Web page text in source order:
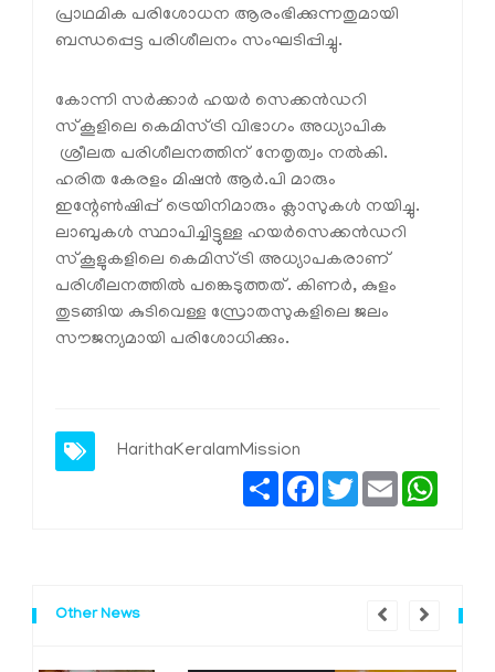
പ്രാഥമിക പരിശോധന ആരംഭിക്കുന്നതുമായി
ബന്ധപ്പെട്ട പരിശീലനം സംഘടിപ്പിച്ചു.
കോന്നി സര്‍ക്കാര്‍ ഹയര്‍ സെക്കന്‍ഡറി
സ്‌കൂളിലെ കെമിസ്ട്രി വിഭാഗം അധ്യാപിക
ശ്രീലത പരിശീലനത്തിന് നേതൃത്വം നല്‍കി.
ഹരിത കേരളം മിഷന്‍ ആര്‍.പി മാരും
ഇന്റേണ്‍ഷിപ്പ് ട്രെയിനിമാരും ക്ലാസുകള്‍ നയിച്ചു.
ലാബുകള്‍ സ്ഥാപിച്ചിട്ടുള്ള ഹയര്‍സെക്കന്‍ഡറി
സ്‌കൂളുകളിലെ കെമിസ്ട്രി അധ്യാപകരാണ്
പരിശീലനത്തില്‍ പങ്കെടുത്തത്. കിണര്‍, കുളം
തുടങ്ങിയ കുടിവെള്ള സ്രോതസുകളിലെ ജലം
സൗജന്യമായി പരിശോധിക്കും.
HarithaKeralamMission
ShareFacebook
TwitterEmail
Other News